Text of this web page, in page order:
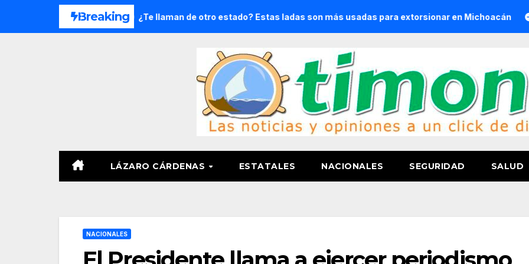
Breaking
¿Te llaman de otro estado? Estas ladas son más usadas para extorsionar en Michoacán
LÁZARO CÁRDENAS ESTATALES NACIONALES SEGURIDAD SALUD
NACIONALES